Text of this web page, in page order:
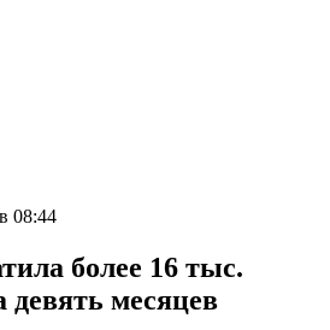
08:44
более 16 тыс.
девять месяцев